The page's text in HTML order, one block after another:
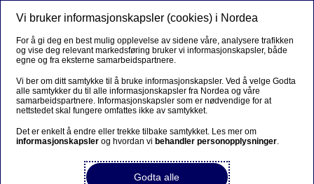
Vi bruker informasjonskapsler (cookies) i Nordea
For å gi deg en best mulig opplevelse av sidene våre, analysere trafikken
og vise deg relevant markedsføring bruker vi informasjonskapsler, både
egne og fra eksterne samarbeidspartnere.
Vi ber om ditt samtykke til å bruke informasjonskapsler. Ved å velge Godta
alle samtykker du til alle informasjonskapsler fra Nordea og våre
samarbeidspartnere. Informasjonskapsler som er nødvendige for at
nettstedet skal fungere omfattes ikke av samtykket.
Det er enkelt å endre eller trekke tilbake samtykket. Les mer om
informasjonskapsler og hvordan vi behandler personopplysninger.
Godta alle